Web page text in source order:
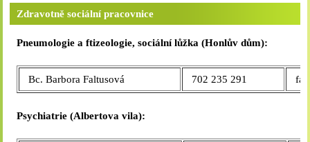
Zdravotně sociální pracovnice
Pneumologie a ftizeologie, sociální lůžka (Honlův dům):
Bc. Barbora Faltusová 702 235 291
Psychiatrie (Albertova vila):